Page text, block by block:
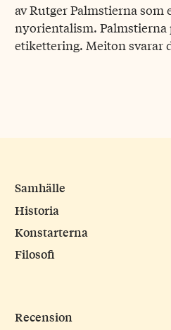
av Rutger Palmstierna som
nyorientalism.
etikettering. Meiton svarar
Samhälle
Historia
Konstarterna
Filosofi
Recension